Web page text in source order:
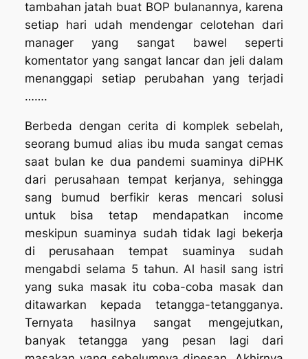
tambahan jatah buat BOP bulanannya, karena
setiap hari udah mendengar celotehan dari
manager yang sangat bawel seperti
komentator yang sangat lancar dan jeli dalam
menanggapi setiap perubahan yang terjadi
…….
Berbeda dengan cerita di komplek sebelah,
seorang bumud alias ibu muda sangat cemas
saat bulan ke dua pandemi suaminya diPHK
dari perusahaan tempat kerjanya, sehingga
sang bumud berfikir keras mencari solusi
untuk bisa tetap mendapatkan income
meskipun suaminya sudah tidak lagi bekerja
di perusahaan tempat suaminya sudah
mengabdi selama 5 tahun. Al hasil sang istri
yang suka masak itu coba-coba masak dan
ditawarkan kepada tetangga-tetangganya.
Ternyata hasilnya sangat mengejutkan,
banyak tetangga yang pesan lagi dari